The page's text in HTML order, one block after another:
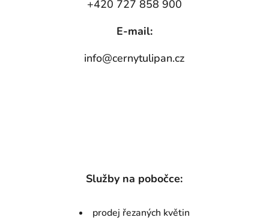
Služby na pobočce:
prodej řezaných květin
+420 727 858 900
E-mail:
info@cernytulipan.cz